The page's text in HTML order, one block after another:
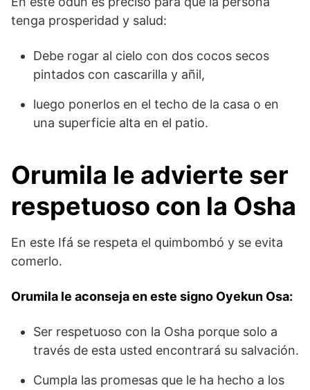
tenga prosperidad y salud:
Debe rogar al cielo con dos cocos secos
pintados con cascarilla y añil,
luego ponerlos en el techo de la casa o en
una superficie alta en el patio.
Orumila le advierte ser
respetuoso con la Osha
En este Ifá se respeta el quimbombó y se evita
comerlo.
Orumila le aconseja en este signo Oyekun Osa:
Ser respetuoso con la Osha porque solo a
través de esta usted encontrará su salvación.
Cumpla las promesas que le ha hecho a los